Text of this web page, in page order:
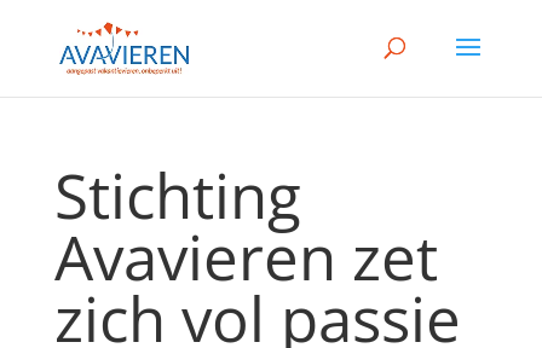
Stichting
Avavieren zet
zich vol passie